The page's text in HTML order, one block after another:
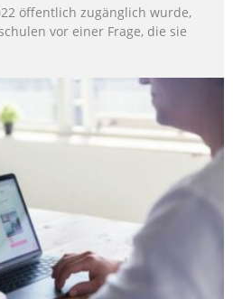
öffentlich zugänglich wurde,
vor einer Frage, die sie